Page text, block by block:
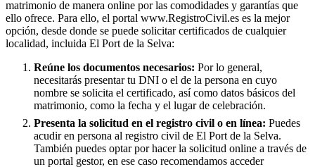
matrimonio de manera online por las comodidades y garantías que
ello ofrece. Para ello, el portal www.RegistroCivil.es es la mejor
opción, desde donde se puede solicitar certificados de cualquier
localidad, incluida El Port de la Selva:
Reúne los documentos necesarios: Por lo general,
necesitarás presentar tu DNI o el de la persona en cuyo
nombre se solicita el certificado, así como datos básicos del
matrimonio, como la fecha y el lugar de celebración.
Presenta la solicitud en el registro civil o en línea: Puedes
acudir en persona al registro civil de El Port de la Selva.
También puedes optar por hacer la solicitud online a través de
un portal gestor, en ese caso recomendamos acceder